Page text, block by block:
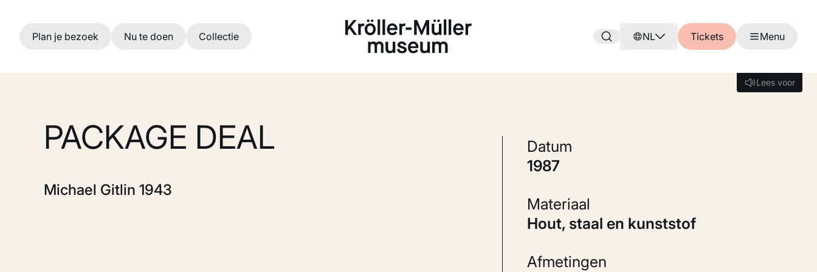
Ga naar hoofdinhoud
Plan je bezoek Nu te doen Collectie NL Tickets Menu
Lees voor
Lees voor
PACKAGE DEAL
Michael Gitlin 1943
Datum
1987
Materiaal
Hout, staal en kunststof
Afmetingen